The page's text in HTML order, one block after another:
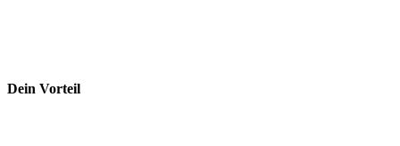
Dein Vorteil